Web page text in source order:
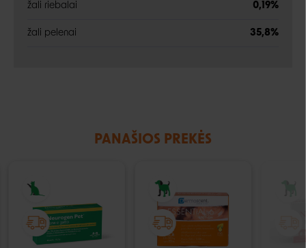
žali riebalai 0,19%
žali pelenai 35,8%
PANAŠIOS PREKĖS